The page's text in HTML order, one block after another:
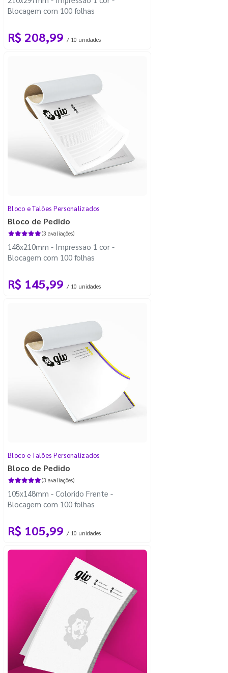
Blocagem com 100 folhas
R$ 208,99 / 10 unidades
Bloco e Talões Personalizados
Bloco de Pedido
(3 avaliações)
148x210mm - Impressão 1 cor -
Blocagem com 100 folhas
R$ 145,99 / 10 unidades
Bloco e Talões Personalizados
Bloco de Pedido
(3 avaliações)
105x148mm - Colorido Frente -
Blocagem com 100 folhas
R$ 105,99 / 10 unidades